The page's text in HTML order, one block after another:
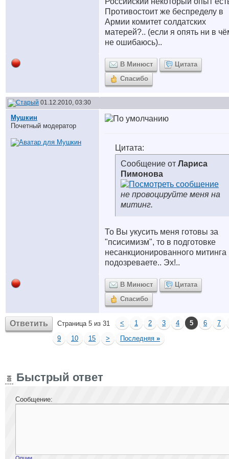
Противостоит же беспределу в
Армии комитет солдатских
матерей?.. (если я опять ни в
не ошибаюсь)..
В Минюст
Цитата
Спасибо
01.12.2010, 03:30
Мушкин
Почетный модератор
Цитата:
Сообщение от Лариса
Пимонова
не провоцируйте меня на
митинг.
То Вы укусить меня готовы за
"псисимизм", то в подготовке
несанкционированного митинга
подозреваете.. Эх!..
В Минюст
Цитата
Спасибо
Ответить Страница 5 из 31 < 1 2 3 4 5 6
7
9
10 15 > Последняя »
Быстрый ответ
Сообщение: